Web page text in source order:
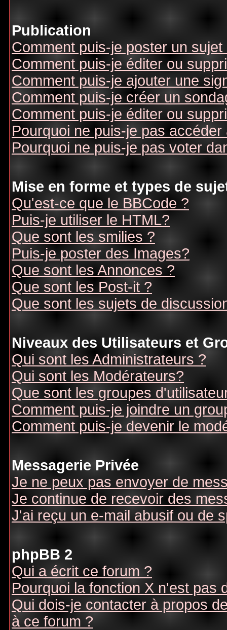
Publication
Comment puis-je poster un
Comment puis-je éditer ou
Comment puis-je ajouter une
Comment puis-je créer un
Comment puis-je éditer ou
Pourquoi ne puis-je pas accéder
Pourquoi ne puis-je pas voter
Mise en forme et types de
Qu'est-ce que le BBCode ?
Puis-je utiliser le HTML?
Que sont les smilies ?
Puis-je poster des Images?
Que sont les Annonces ?
Que sont les Post-it ?
Que sont les sujets de
Niveaux des Utilisateurs et
Qui sont les Administrateurs ?
Qui sont les Modérateurs?
Que sont les groupes
Comment puis-je joindre un
Comment puis-je devenir le
Messagerie Privée
Je ne peux pas envoyer de
Je continue de recevoir des
J'ai reçu un e-mail abusif ou de
phpBB 2
Qui a écrit ce forum ?
Pourquoi la fonction X n'est pas
Qui dois-je contacter à propos
à ce forum ?